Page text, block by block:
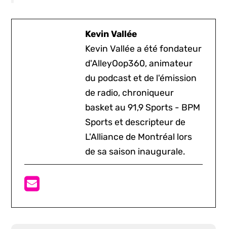
Kevin Vallée
Kevin Vallée a été fondateur
d'AlleyOop360, animateur
du podcast et de l'émission
de radio, chroniqueur
basket au 91,9 Sports - BPM
Sports et descripteur de
L'Alliance de Montréal lors
de sa saison inaugurale.